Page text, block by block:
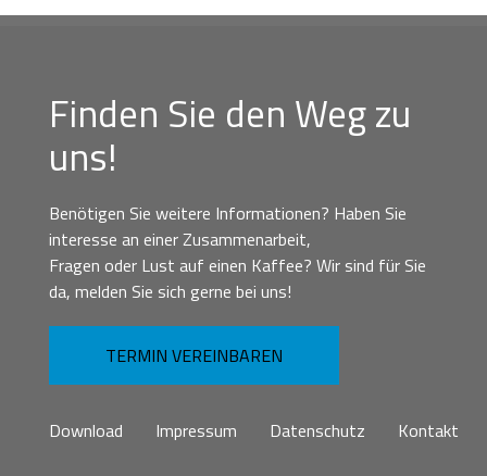
Finden Sie den Weg zu
uns!
Benötigen Sie weitere Informationen? Haben Sie
interesse an einer Zusammenarbeit,
Fragen oder Lust auf einen Kaffee? Wir sind für Sie
da, melden Sie sich gerne bei uns!
TERMIN VEREINBAREN
Download Impressum Datenschutz Kontakt